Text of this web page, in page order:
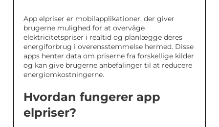
App elpriser er mobilapplikationer, der giver
brugerne mulighed for at overvåge
elektricitetspriser i realtid og planlægge deres
energiforbrug i overensstemmelse hermed. Disse
apps henter data om priserne fra forskellige kilder
og kan give brugerne anbefalinger til at reducere
energiomkostningerne.
Hvordan fungerer app
elpriser?